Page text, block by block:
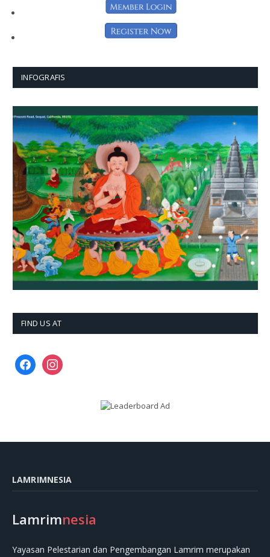
INFOGRAFIS
FIND US AT
facebookinstagram
LAMRIMNESIA
Lamrimnesia
Yayasan Pelestarian dan Pengembangan Lamrim merupakan